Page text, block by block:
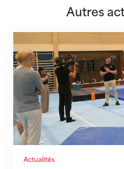
Autres
Actualités
En route pour Zagreb